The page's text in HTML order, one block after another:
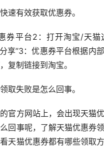
速有效获取优惠券。
券平台2：打开淘宝/天猫
享”3：优惠券平台根据内
复制链接到淘宝。
取失败是怎么回事。
官方网站上，会出现天猫
回事呢，了解天猫优惠券
天猫优惠券都有哪些领取